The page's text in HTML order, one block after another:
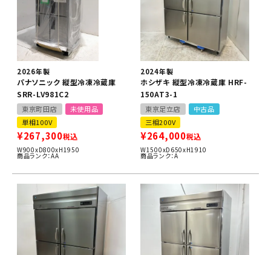
2026年製
パナソニック 縦型冷凍冷蔵庫
SRR-LV981C2
東京町田店
未使用品
単相100V
¥267,300税込
W900xD800xH1950
商品ランク：AA
2024年製
ホシザキ 縦型冷凍冷蔵庫 HRF-
150AT3-1
東京足立店
中古品
三相200V
¥264,000税込
W1500xD650xH1910
商品ランク：A